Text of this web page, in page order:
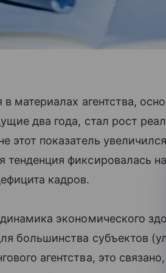
в материалах агентства,
два года, стал рост
этот показатель
тенденция фиксировалась
кадров.
экономического
большинства субъектов
агентства, это